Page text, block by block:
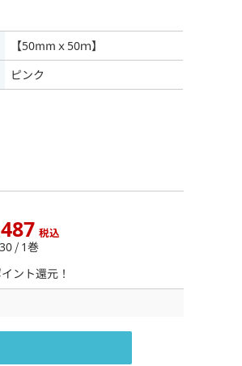
【50mmｘ50ｍ】
ピンク
税込
/ 1巻
ント還元！